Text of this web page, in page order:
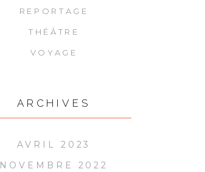
REPORTAGE
THÉÂTRE
VOYAGE
ARCHIVES
AVRIL 2023
NOVEMBRE 2022